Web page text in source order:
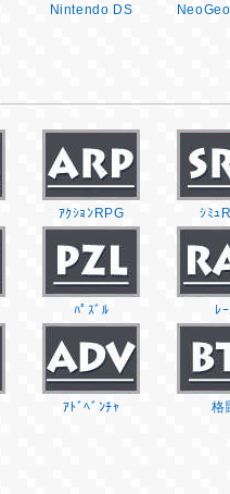
Nintendo DS
ｱｸｼｮﾝRPG ｼﾐｭ
ﾊﾟｽﾞﾙ ﾚ
ｱﾄﾞﾍﾞﾝﾁｬ 格